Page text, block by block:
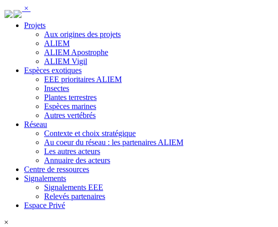
×
Projets
Aux origines des projets
ALIEM
ALIEM Apostrophe
ALIEM Vigil
Espèces exotiques
EEE prioritaires ALIEM
Insectes
Plantes terrestres
Espèces marines
Autres vertébrés
Réseau
Contexte et choix stratégique
Au coeur du réseau : les partenaires ALIEM
Les autres acteurs
Annuaire des acteurs
Centre de ressources
Signalements
Signalements EEE
Relevés partenaires
Espace Privé
×